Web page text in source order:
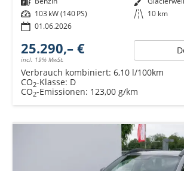
Leistung 103 kW (140 PS) Kilometerstand 10 km
01.06.2026
25.290,– €
incl. 19% MwSt.
Verbrauch kombiniert: 6,10 l/100km
CO2-Klasse: D
CO2-Emissionen: 123,00 g/km